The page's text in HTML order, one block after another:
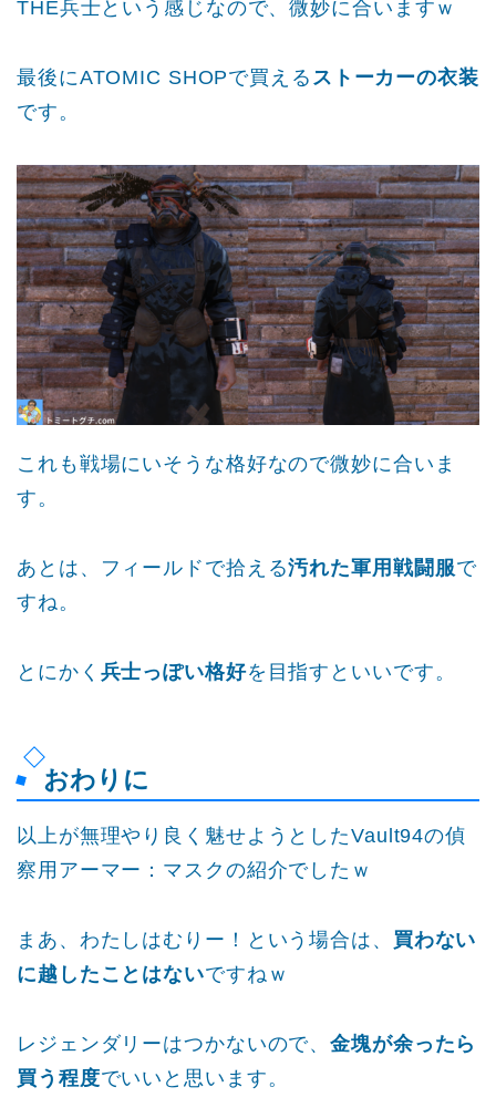
THE兵士という感じなので、微妙に合いますｗ
最後にATOMIC SHOPで買える ストーカーの衣装
です。
これも戦場にいそうな格好なので微妙に合いま
す。
あとは、フィールドで拾える汚れた軍用戦闘服で
すね。
とにかく 兵士っぽい格好を目指すといいです。
おわりに
以上が無理やり良く魅せようとしたVault94の偵
察用アーマー：マスクの紹介でしたｗ
まあ、わたしはむりー！という場合は、 買わない
に越したことはないですねｗ
レジェンダリーはつかないので、金塊が余ったら
買う程度でいいと思います。